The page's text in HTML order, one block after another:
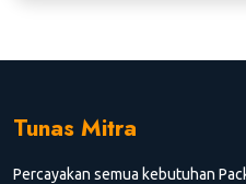
Tunas Mitra
Percayakan semua kebutuhan